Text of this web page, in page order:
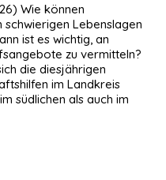
Wie können
Lebenslagen
ist es wichtig, an
zu vermitteln?
die diesjährigen
im Landkreis
südlichen als auch im